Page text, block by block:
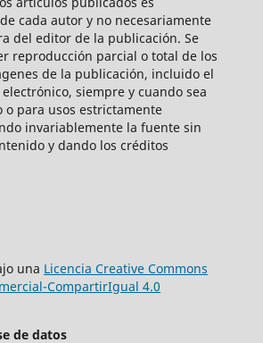
cada autor y no necesariamente
del editor de la publicación. Se
reproducción parcial o total de los
de la publicación, incluido el
siempre y cuando sea
o para usos estrictamente
invariablemente la fuente sin
y dando los créditos
una Licencia Creative Commons
CompartirIgual 4.0
de datos